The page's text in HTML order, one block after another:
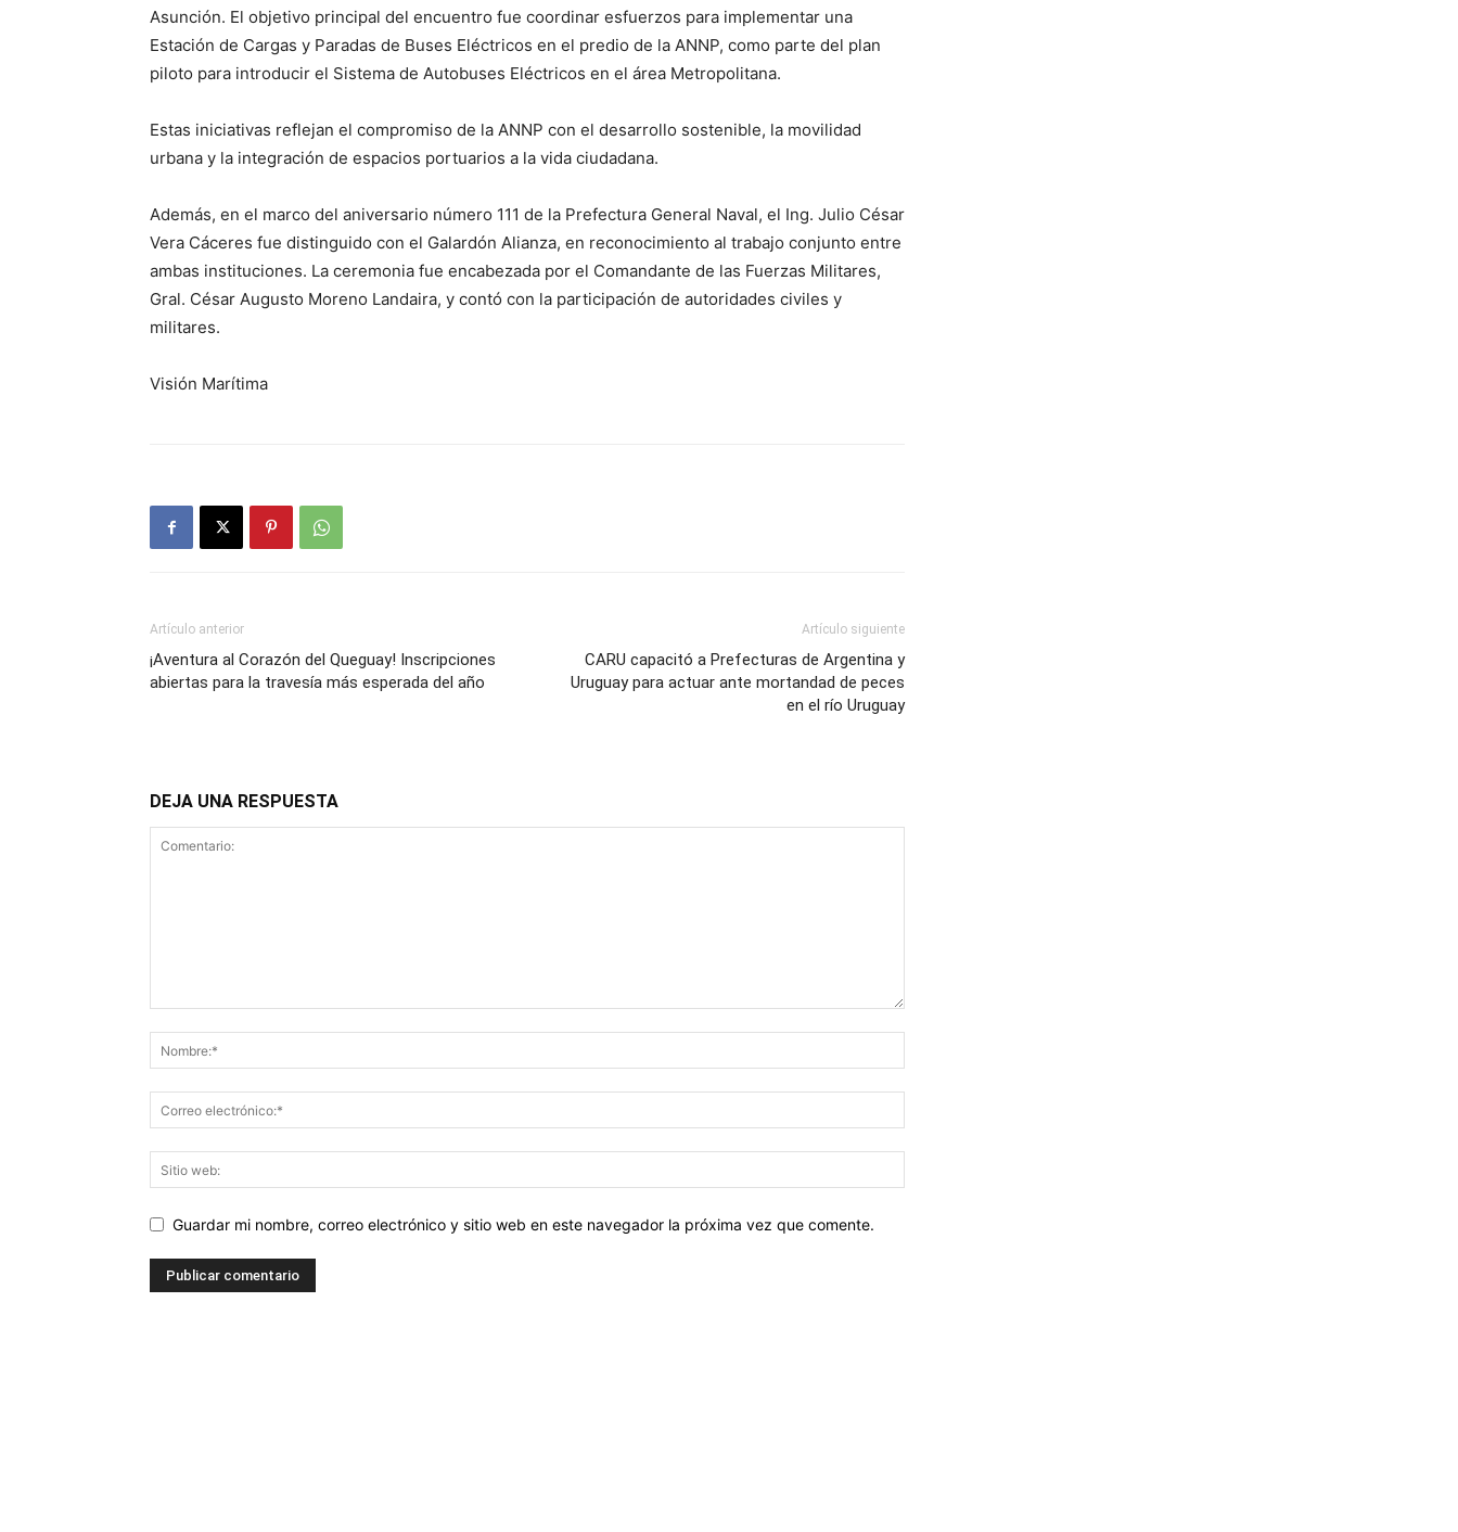
Asunción. El objetivo principal del encuentro fue coordinar esfuerzos para implementar una
Estación de Cargas y Paradas de Buses Eléctricos en el predio de la ANNP, como parte del plan
piloto para introducir el Sistema de Autobuses Eléctricos en el área Metropolitana.
Estas iniciativas reflejan el compromiso de la ANNP con el desarrollo sostenible, la movilidad
urbana y la integración de espacios portuarios a la vida ciudadana.
Además, en el marco del aniversario número 111 de la Prefectura General Naval, el Ing. Julio César
Vera Cáceres fue distinguido con el Galardón Alianza, en reconocimiento al trabajo conjunto entre
ambas instituciones. La ceremonia fue encabezada por el Comandante de las Fuerzas Militares,
Gral. César Augusto Moreno Landaira, y contó con la participación de autoridades civiles y
militares.
Visión Marítima
Artículo anterior
¡Aventura al Corazón del Queguay! Inscripciones
abiertas para la travesía más esperada del año
Artículo siguiente
CARU capacitó a Prefecturas de Argentina y
Uruguay para actuar ante mortandad de peces
en el río Uruguay
DEJA UNA RESPUESTA
Guardar mi nombre, correo electrónico y sitio web en este navegador la próxima vez que comente.